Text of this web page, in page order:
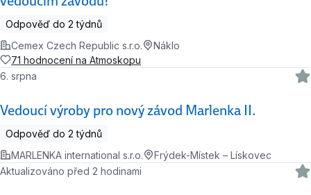
Odpověď do 2 týdnů
Cemex Czech Republic s.r.o.
Náklo
71 hodnocení na Atmoskopu
Vedoucí výroby pro nový závod Marlenka II.
6. srpna
Odpověď do 2 týdnů
MARLENKA international s.r.o.
Frýdek-Místek – Lískovec
Aktualizováno před 2 hodinami